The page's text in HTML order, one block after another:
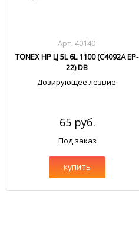
Арт. 40140
TONEX HP LJ 5L 6L 1100 (C4092A EP-
22) DB
Дозирующее лезвие
65 руб.
Под заказ
купить